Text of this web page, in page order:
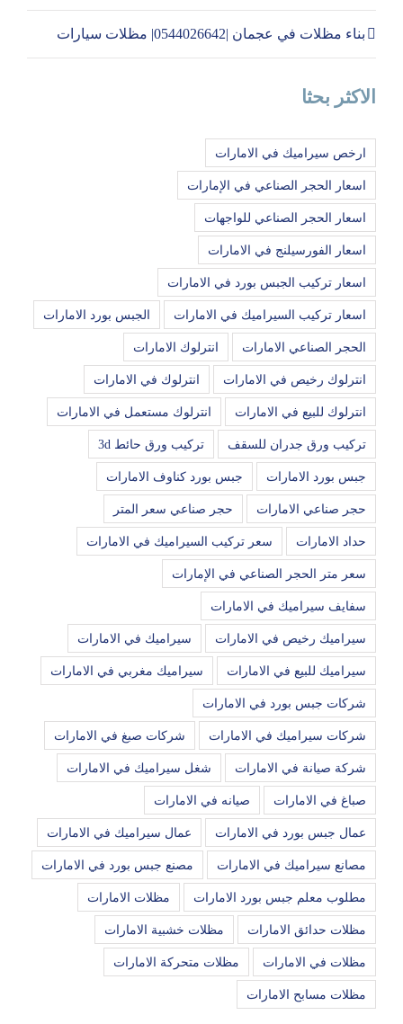
بناء مظلات في عجمان |0544026642| مظلات سيارات
الاكثر بحثا
ارخص سيراميك في الامارات
اسعار الحجر الصناعي في الإمارات
اسعار الحجر الصناعي للواجهات
اسعار الفورسيلنج في الامارات
اسعار تركيب الجبس بورد في الامارات
اسعار تركيب السيراميك في الامارات الجبس بورد الامارات
الحجر الصناعي الامارات انترلوك الامارات
انترلوك رخيص في الامارات انترلوك في الامارات
انترلوك للبيع في الامارات انترلوك مستعمل في الامارات
تركيب ورق جدران للسقف تركيب ورق حائط 3d
جبس بورد الامارات جبس بورد كناوف الامارات
حجر صناعي الامارات حجر صناعي سعر المتر
حداد الامارات سعر تركيب السيراميك في الامارات
سعر متر الحجر الصناعي في الإمارات
سفايف سيراميك في الامارات
سيراميك رخيص في الامارات سيراميك في الامارات
سيراميك للبيع في الامارات سيراميك مغربي في الامارات
شركات جبس بورد في الامارات
شركات سيراميك في الامارات شركات صبغ في الامارات
شركة صيانة في الامارات شغل سيراميك في الامارات
صباغ في الامارات صيانه في الامارات
عمال جبس بورد في الامارات عمال سيراميك في الامارات
مصانع سيراميك في الامارات مصنع جبس بورد في الامارات
مطلوب معلم جبس بورد الامارات مظلات الامارات
مظلات حدائق الامارات مظلات خشبية الامارات
مظلات في الامارات مظلات متحركة الامارات
مظلات مسابح الامارات